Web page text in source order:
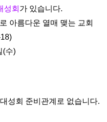
성회 가 있습니다.
아름다운 열매 맺는 교회
(수)
성회 준비관계로 없습니다.